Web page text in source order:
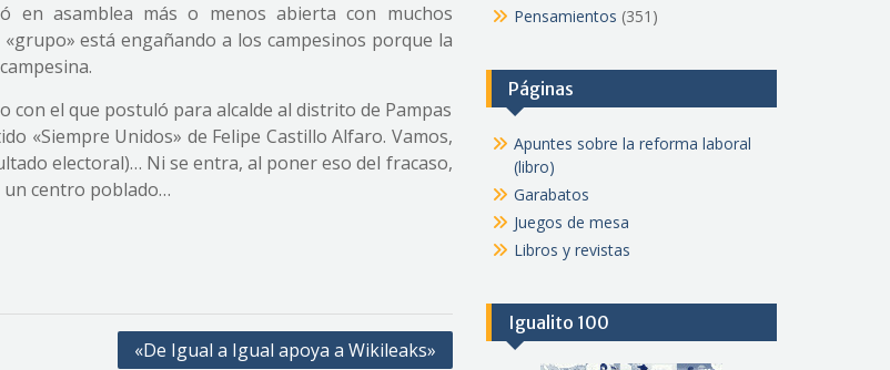
asamblea más o menos abierta con muchos
está engañando a los campesinos porque la
con el que postuló para alcalde al distrito de Pampas
«Siempre Unidos» de Felipe Castillo Alfaro. Vamos,
electoral)… Ni se entra, al poner eso del fracaso,
un centro poblado…
«De Igual a Igual apoya a Wikileaks»
Pensamientos (351)
Páginas
Apuntes sobre la reforma laboral
(libro)
Garabatos
Juegos de mesa
Libros y revistas
Igualito 100